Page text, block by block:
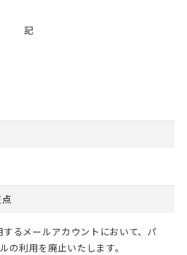
記
るメールアカウントにおいて、パ
の利用を廃止いたします。